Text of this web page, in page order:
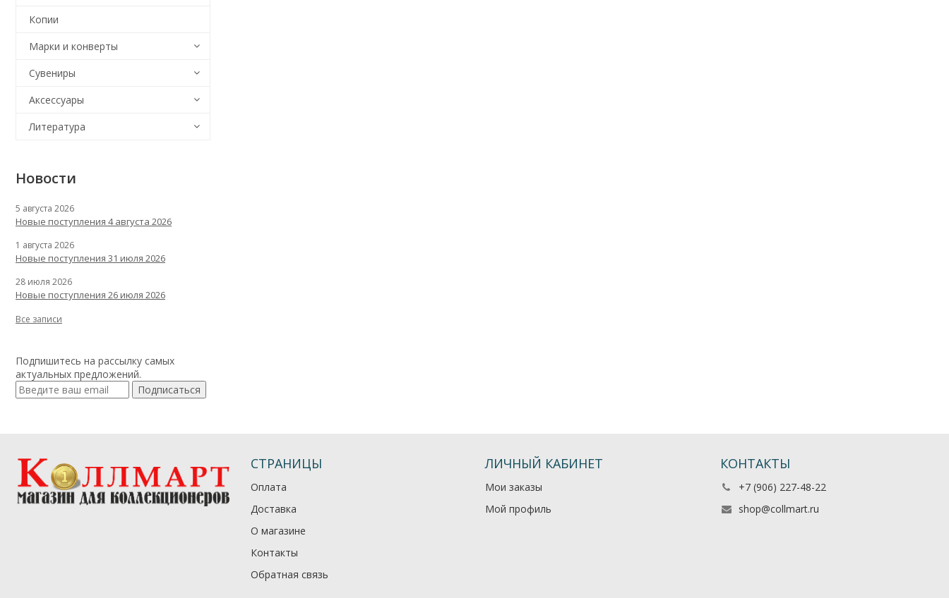
Копии
Марки и конверты
Сувениры
Аксессуары
Литература
Новости
5 августа 2026
Новые поступления 4 августа 2026
1 августа 2026
Новые поступления 31 июля 2026
28 июля 2026
Новые поступления 26 июля 2026
Все записи
Подпишитесь на рассылку самых
актуальных предложений.
Подписаться
СТРАНИЦЫ
Оплата
Доставка
О магазине
Контакты
Обратная связь
ЛИЧНЫЙ КАБИНЕТ
Мои заказы
Мой профиль
КОНТАКТЫ
+7 (906) 227-48-22
shop@collmart.ru